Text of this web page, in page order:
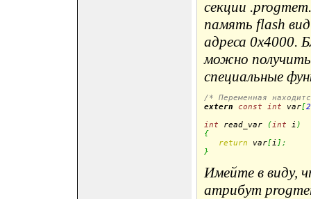
секции
память flash
адреса 0x4000.
можно
специальные
/* Переменная
extern
const int var[2
int read_var (int i)
{
return var[i ] ;
}
Имейте в виду,
атрибут